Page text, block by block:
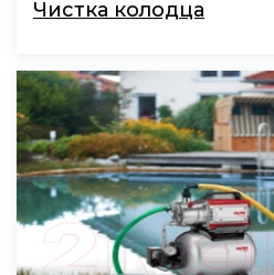
Чистка колодца